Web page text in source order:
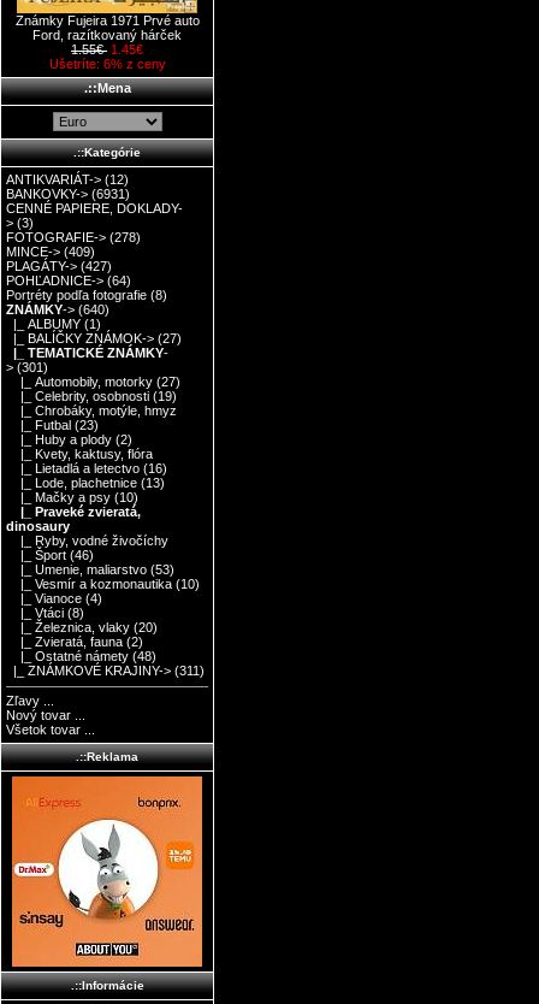
Známky Fujeira 1971 Prvé auto
Ford, razítkovaný hárček
1.55€ 1.45€
Ušetríte: 6% z ceny
.::Mena
.::Kategórie
ANTIKVARIÁT-> (12)
BANKOVKY-> (6931)
CENNÉ PAPIERE, DOKLADY-
> (3)
FOTOGRAFIE-> (278)
MINCE-> (409)
PLAGÁTY-> (427)
POHĽADNICE-> (64)
Portréty podľa fotografie (8)
ZNÁMKY-> (640)
|_ ALBUMY (1)
|_ BALÍČKY ZNÁMOK-> (27)
|_ TEMATICKÉ ZNÁMKY-
> (301)
|_ Automobily, motorky (27)
|_ Celebrity, osobnosti (19)
|_ Chrobáky, motýle, hmyz
|_ Futbal (23)
|_ Huby a plody (2)
|_ Kvety, kaktusy, flóra
|_ Lietadlá a letectvo (16)
|_ Lode, plachetnice (13)
|_ Mačky a psy (10)
|_ Praveké zvieratá,
dinosaury
|_ Ryby, vodné živočíchy
|_ Šport (46)
|_ Umenie, maliarstvo (53)
|_ Vesmír a kozmonautika (10)
|_ Vianoce (4)
|_ Vtáci (8)
|_ Železnica, vlaky (20)
|_ Zvieratá, fauna (2)
|_ Ostatné námety (48)
|_ ZNÁMKOVÉ KRAJINY-> (311)
Zľavy ...
Nový tovar ...
Všetok tovar ...
.::Reklama
.::Informácie